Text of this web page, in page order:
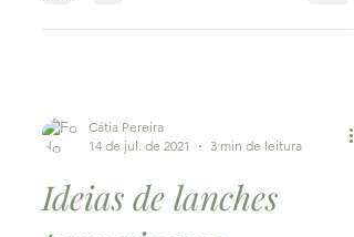
Cátia Pereira
14 de jul. de 2021
3 min de leitura
Ideias de lanches